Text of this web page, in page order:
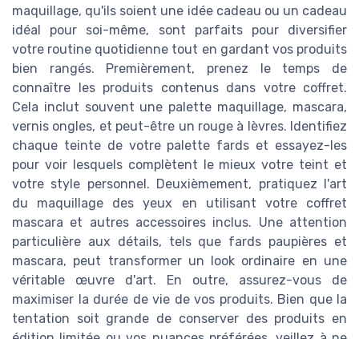
maquillage, qu'ils soient une idée cadeau ou un cadeau
idéal pour soi-même, sont parfaits pour diversifier
votre routine quotidienne tout en gardant vos produits
bien rangés. Premièrement, prenez le temps de
connaître les produits contenus dans votre coffret.
Cela inclut souvent une palette maquillage, mascara,
vernis ongles, et peut-être un rouge à lèvres. Identifiez
chaque teinte de votre palette fards et essayez-les
pour voir lesquels complètent le mieux votre teint et
votre style personnel. Deuxièmement, pratiquez l'art
du maquillage des yeux en utilisant votre coffret
mascara et autres accessoires inclus. Une attention
particulière aux détails, tels que fards paupières et
mascara, peut transformer un look ordinaire en une
véritable œuvre d'art. En outre, assurez-vous de
maximiser la durée de vie de vos produits. Bien que la
tentation soit grande de conserver des produits en